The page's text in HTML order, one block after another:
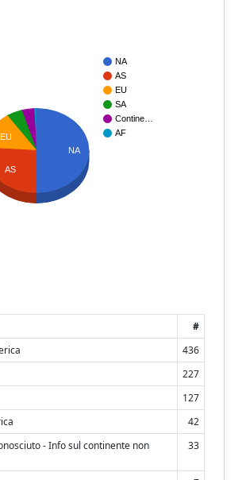
NA
AS
EU
SA
Contine…
AF
EU
AS
NA
#
436
227
127
42
- Info sul continente non
33